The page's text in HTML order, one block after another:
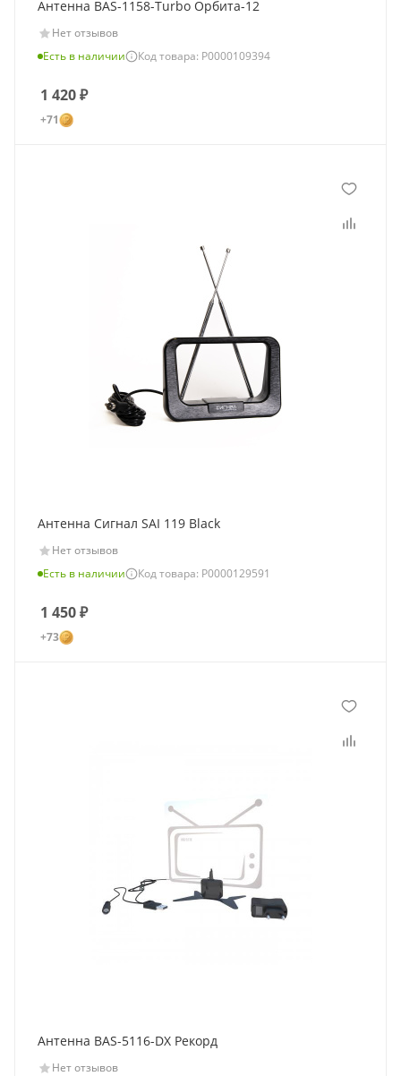
Антенна BAS-1158-Turbo Орбита-12
Нет отзывов
Есть в наличии
Код товара: Р0000109394
1 420₽
+71
Антенна Сигнал SAI 119 Black
Нет отзывов
Есть в наличии
Код товара: Р0000129591
1 450₽
+73
Антенна BAS-5116-DX Рекорд
Нет отзывов